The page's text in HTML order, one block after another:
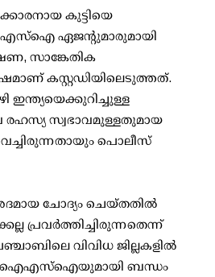
കുട്ടിയെ
ഏജന്റുമാരുമായി
സാങ്കേതിക
കസ്റ്റഡിയിലെടുത്തത്.
രഹസ്യ സ്വഭാവമുള്ളതുമായ
പൊലീസ്
ചോദ്യം ചെയ്തതില്‍
പ്രവര്‍ത്തിച്ചിരുന്നതെന്ന്
വിവിധ ജില്ലകളില്‍
ഐഎസ്ഐയുമായി ബന്ധം